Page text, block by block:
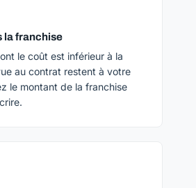
la franchise
le coût est inférieur à la
au contrat restent à votre
le montant de la franchise